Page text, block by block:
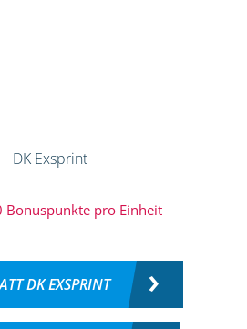
Bonuspunkte pro Einheit
DK EXSPRINT